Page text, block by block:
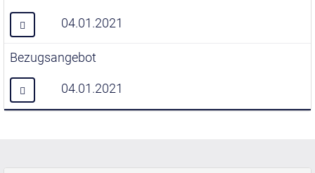
04.01.2021
Bezugsangebot
04.01.2021